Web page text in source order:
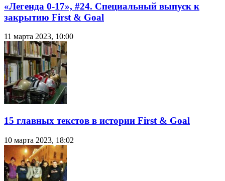
«Легенда 0-17», #24. Специальный выпуск к
закрытию First & Goal
11 марта 2023, 10:00
15 главных текстов в истории First & Goal
10 марта 2023, 18:02